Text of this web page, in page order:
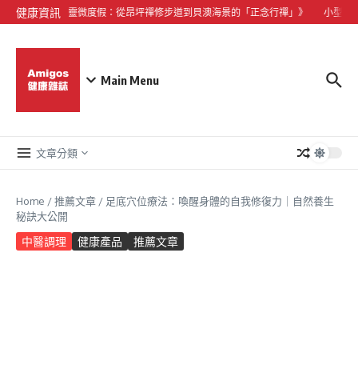
Skip to content
健康資訊
《大嶼山心靈微度假：從昂坪禪修步道到貝澳海景的「正念行禪」》 小型犬心
Main Menu
文章分類
Home /推薦文章 / 足底穴位療法：喚醒身體的自我修復力｜自然養生
秘訣大公開
中醫調理 健康產品 推薦文章